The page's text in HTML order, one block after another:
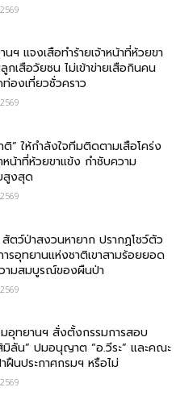
ฯ แจงเสือทำร้ายเจ้าหน้าที่ห้วยขา
กเสือวัยซน ไม่เข้าข่ายเสือกินคน
องเที่ยวชั่วคราว
ติ” ให้กำลังใจทีมติดตามเสือโคร่ง
หน้าที่ห้วยขาแข้ง กำชับความ
สูงสุด
สัตว์ป่าสงวนหายาก ปรากฏโชว์ตัว
ารอุทยานแห่งชาติเขาสามร้อยยอด
ามสมบูรณ์ของผืนป่า
อุทยานฯ​ สั่งตั้งกรรมการสอบ
มิลัน” ปมอนุญาต “อ.วีระ” และคณะ
ฝืนประกาศกรมฯ หรือไม่